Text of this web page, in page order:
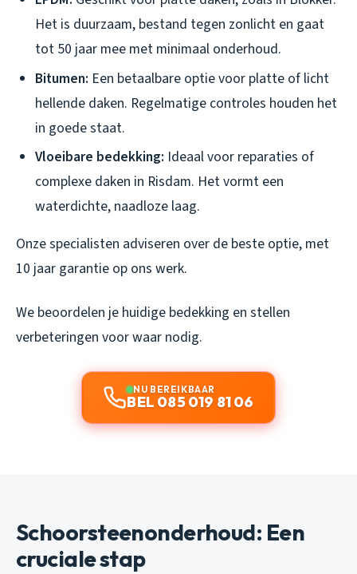
Het is duurzaam, bestand tegen zonlicht en gaat
tot 50 jaar mee met minimaal onderhoud.
Bitumen: Een betaalbare optie voor platte of licht
hellende daken. Regelmatige controles houden het
in goede staat.
Vloeibare bedekking: Ideaal voor reparaties of
complexe daken in Risdam. Het vormt een
waterdichte, naadloze laag.
Onze specialisten adviseren over de beste optie, met
10 jaar garantie op ons werk.
We beoordelen je huidige bedekking en stellen
verbeteringen voor waar nodig.
NU BEREIKBAAR
BEL 085 019 81 06
Schoorsteenonderhoud: Een
cruciale stap